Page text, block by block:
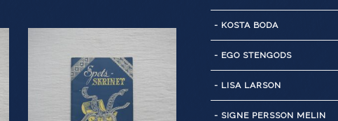
- KOSTA BODA
- EGO STENGODS
- LISA LARSON
- SIGNE PERSSON MELIN